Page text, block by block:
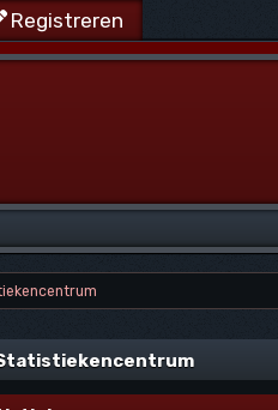
Registreren